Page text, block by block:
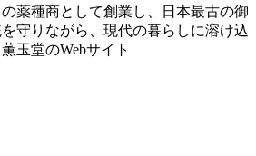
薬種商として創業し、日本最古の御
守りながら、現代の暮らしに溶け込
玉堂のWebサイト